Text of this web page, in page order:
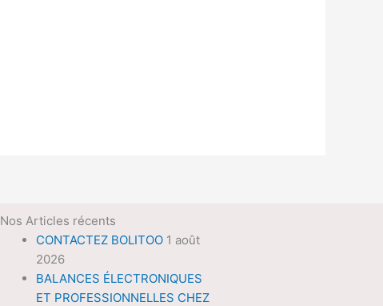
Nos Articles récents
CONTACTEZ BOLITOO 1 août
2026
BALANCES ÉLECTRONIQUES
ET PROFESSIONNELLES CHEZ